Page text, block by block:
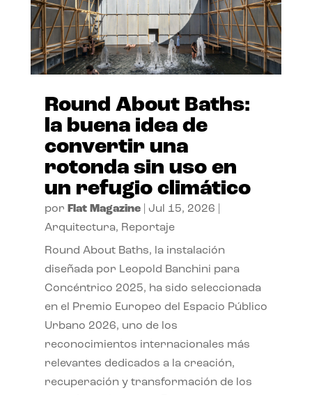
Round About Baths:
la buena idea de
convertir una
rotonda sin uso en
un refugio climático
por Flat Magazine| Jul 15, 2026
Arquitectura, Reportaje
Round About Baths, la instalación
diseñada por Leopold Banchini para
Concéntrico 2025, ha sido seleccionada
en el Premio Europeo del Espacio Público
Urbano 2026, uno de los
reconocimientos internacionales más
relevantes dedicados a la creación,
recuperación y transformación de los